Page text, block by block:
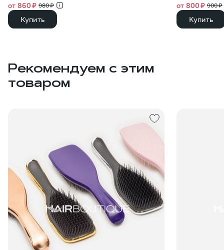
от 860 ₽ 980 ₽
Купить
от 800 ₽ 900 ₽
Купить
Рекомендуем с этим
товаром